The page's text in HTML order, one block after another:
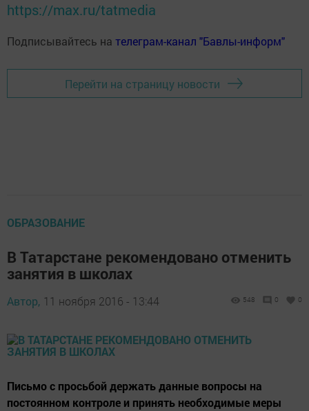
https://max.ru/tatmedia
Подписывайтесь на телеграм-канал "Бавлы-информ"
Перейти на страницу новости
ОБРАЗОВАНИЕ
В Татарстане рекомендовано отменить
занятия в школах
Автор, 11 ноября 2016 - 13:44 548 0 0
Письмо с просьбой держать данные вопросы на
постоянном контроле и принять необходимые меры